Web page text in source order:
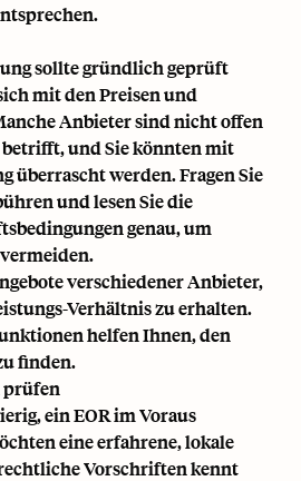
sollte gründlich geprüft
mit den Preisen und
Anbieter sind nicht offen
betrifft, und Sie könnten mit
überrascht werden. Fragen Sie
und lesen Sie die
genau, um
verschiedener Anbieter,
Verhältnis zu erhalten.
helfen Ihnen, den
finden.
prüfen
ein EOR im Voraus
eine erfahrene, lokale
Vorschriften kennt